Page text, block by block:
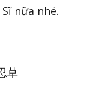
nữa nhé.
草